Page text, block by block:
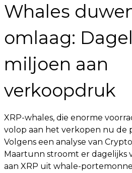
Whales
omlaag:
miljoen aan
verkoopdruk
XRP-whales, die enorme
volop aan het verkopen nu de
Volgens een analyse van
Maartunn stroomt er dagelijks
aan XRP uit whale-